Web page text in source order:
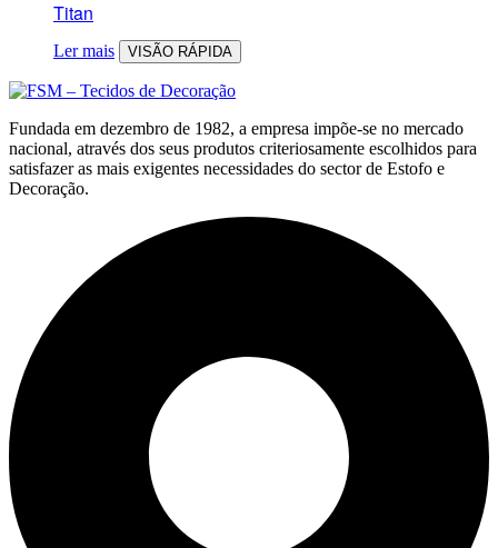
Titan
Ler mais VISÃO RÁPIDA
Fundada em dezembro de 1982, a empresa impõe-se no mercado
nacional, através dos seus produtos criteriosamente escolhidos para
satisfazer as mais exigentes necessidades do sector de Estofo e
Decoração.